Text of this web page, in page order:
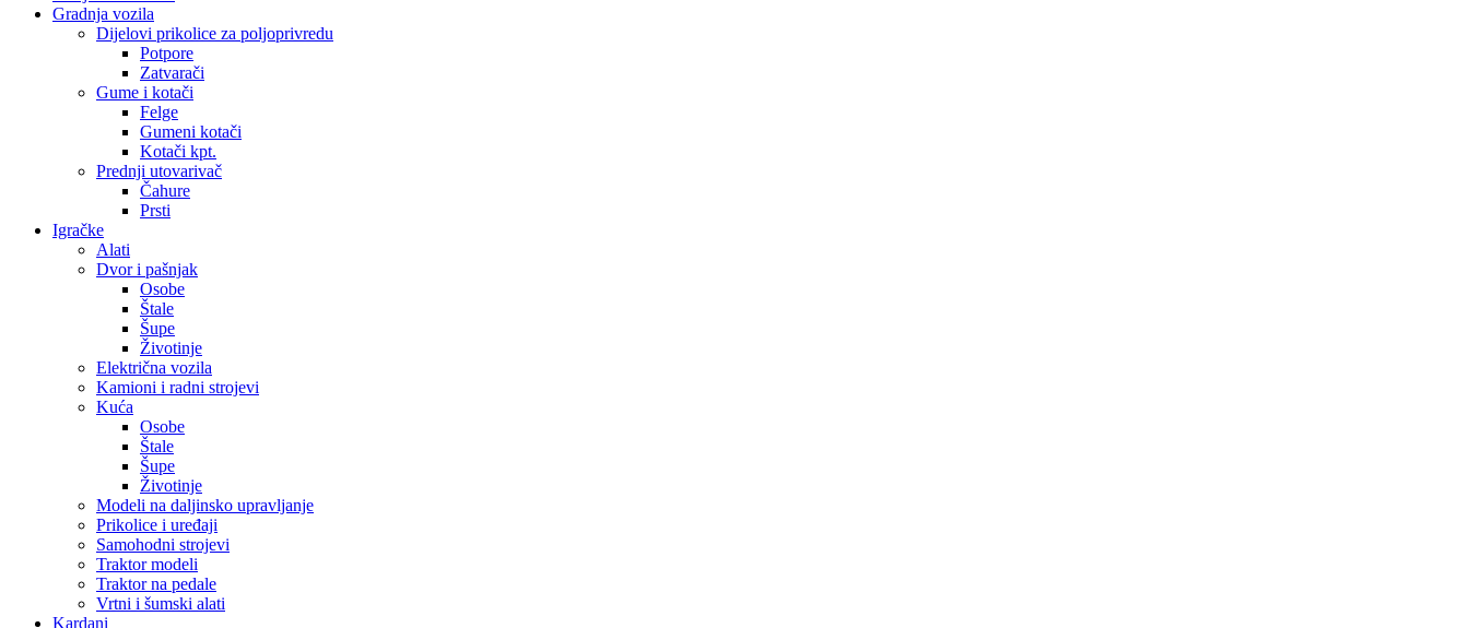
Gradnja vozila
Dijelovi prikolice za poljoprivredu
Potpore
Zatvarači
Gume i kotači
Felge
Gumeni kotači
Kotači kpt.
Prednji utovarivač
Čahure
Prsti
Igračke
Alati
Dvor i pašnjak
Osobe
Štale
Šupe
Životinje
Električna vozila
Kamioni i radni strojevi
Kuća
Osobe
Štale
Šupe
Životinje
Modeli na daljinsko upravljanje
Prikolice i uređaji
Samohodni strojevi
Traktor modeli
Traktor na pedale
Vrtni i šumski alati
Kardani